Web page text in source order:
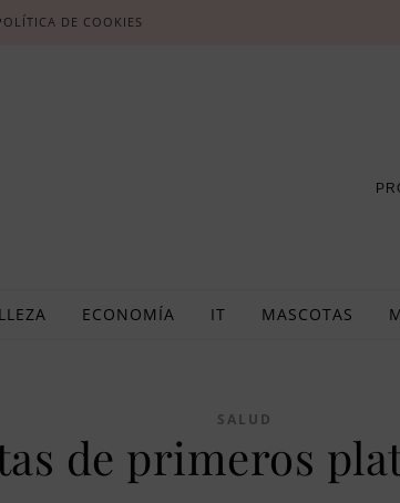
DE COOKIES
ECONOMÍA IT MASCOTAS
SALUD
de primeros